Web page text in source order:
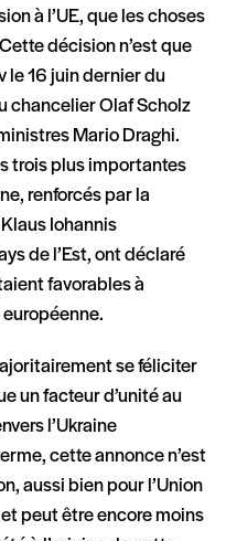
à l’UE, que les choses
décision n’est que
le 16 juin dernier du
chancelier Olaf Scholz
Mario Draghi.
trois plus importantes
renforcés par la
Iohannis
de l’Est, ont déclaré
favorables à
européenne.
se féliciter
un facteur d’unité au
l’Ukraine
cette annonce n’est
aussi bien pour l’Union
peut être encore moins